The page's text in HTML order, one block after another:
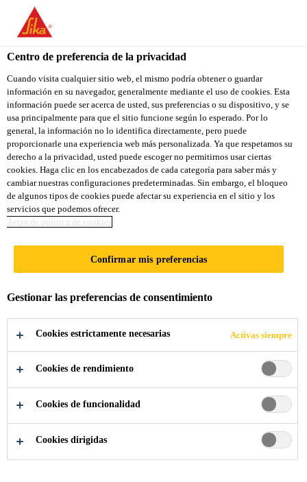
You are accessing "Sika Ecuador", it seems you are accessing it
from "Estados Unidos". We have a dedicated website for your
country.
TO
SIKA
USA
STAY ON THE SIKA
ECUADOR WEBSITE
SELECT A
COUNTRY
Sika Ecuador
REHABILITACI
ÓN DEL TECHO
DE LA
ROTONDA,
MUSEO
BRITÁNICO DE
TATE
Centro de preferencia de la privacidad
Cuando visita cualquier sitio web, el mismo podría obtener o guardar
información en su navegador, generalmente mediante el uso de cookies. Esta
información puede ser acerca de usted, sus preferencias o su dispositivo, y se
usa principalmente para que el sitio funcione según lo esperado. Por lo
general, la información no lo identifica directamente, pero puede
proporcionarle una experiencia web más personalizada. Ya que respetamos su
derecho a la privacidad, usted puede escoger no permitirnos usar ciertas
cookies. Haga clic en los encabezados de cada categoría para saber más y
cambiar nuestras configuraciones predeterminadas. Sin embargo, el bloqueo
de algunos tipos de cookies puede afectar su experiencia en el sitio y los
servicios que podemos ofrecer.
Aviso de politica de cookies
Confirmar mis preferencias
Gestionar las preferencias de consentimiento
Cookies estrictamente necesarias Activas siempre
Cookies de rendimiento
Cookies de funcionalidad
Cookies dirigidas